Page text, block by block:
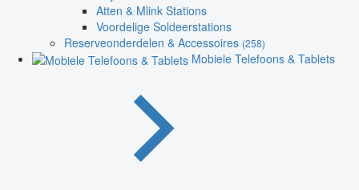
Atten & Mlink Stations
Voordelige Soldeerstations
Reserveonderdelen & Accessoires (258)
Mobiele Telefoons & Tablets